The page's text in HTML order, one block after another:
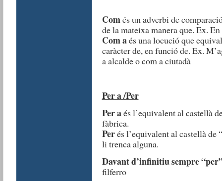
Comés un adverbi de
de la mateixa manera que. Ex.
Com aés una locució que
caràcter de, en funció de. Ex.
a alcalde o com a ciutadà
Per a /Per
Per aés l’equivalent al castellà
fàbrica.
Perés l’equivalent al castellà de
li trenca alguna.
Davant d’infinitiu sempre
filferro